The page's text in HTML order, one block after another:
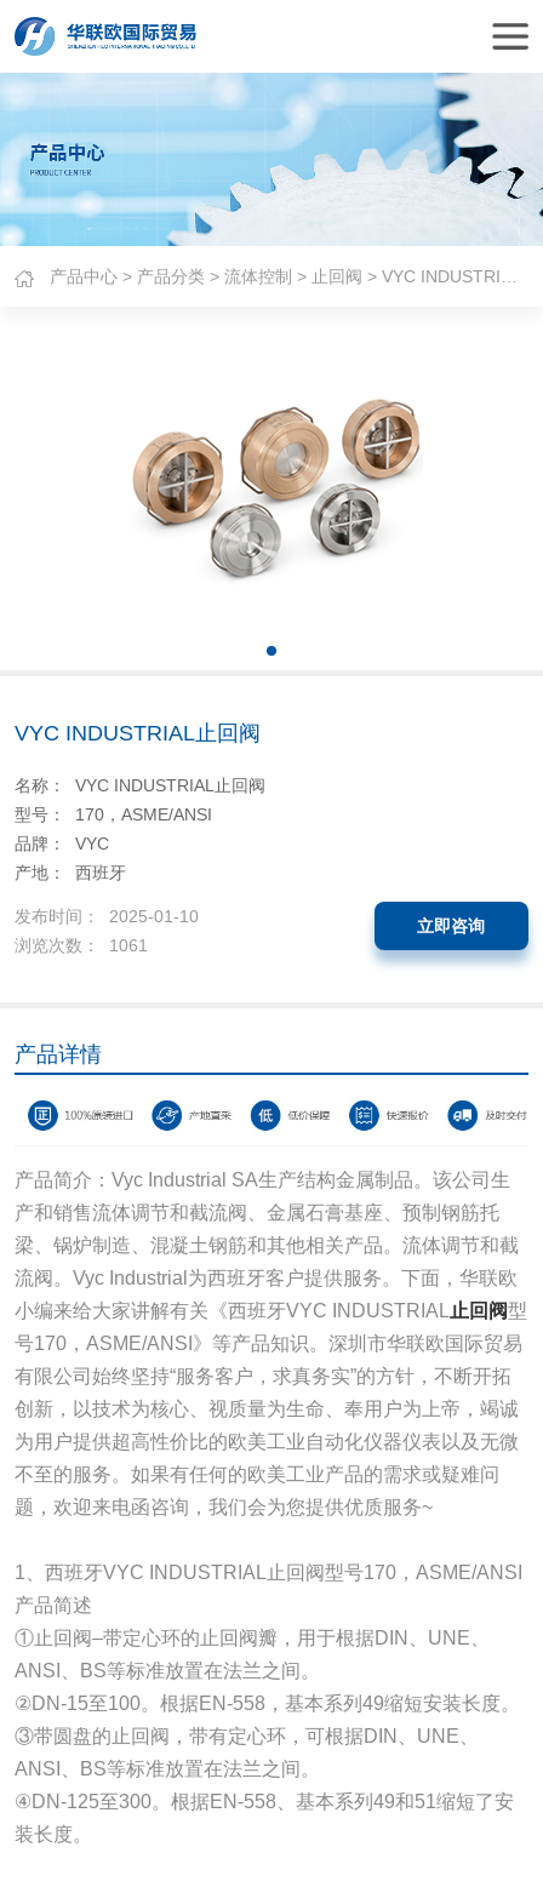
产品中心 > 产品分类 >流体控制 > 止回阀 > VYC INDUSTRIAL止回阀
VYC INDUSTRIAL止回阀
名称： VYC INDUSTRIAL止回阀
型号： 170，ASME/ANSI
品牌： VYC
产地： 西班牙
发布时间： 2025-01-10
浏览次数： 1061
立即咨询
产品详情
产品简介：Vyc Industrial SA生产结构金属制品。该公司生
产和销售流体调节和截流阀、金属石膏基座、预制钢筋托
梁、锅炉制造、混凝土钢筋和其他相关产品。流体调节和截
流阀。Vyc Industrial为西班牙客户提供服务。下面，华联欧
小编来给大家讲解有关《西班牙VYC INDUSTRIAL 止回阀型
号170，ASME/ANSI》等产品知识。深圳市华联欧国际贸易
有限公司始终坚持“服务客户，求真务实”的方针，不断开拓
创新，以技术为核心、视质量为生命、奉用户为上帝，竭诚
为用户提供超高性价比的欧美工业自动化仪器仪表以及无微
不至的服务。如果有任何的欧美工业产品的需求或疑难问
题，欢迎来电函咨询，我们会为您提供优质服务~
1、西班牙VYC INDUSTRIAL止回阀型号170，ASME/ANSI
产品简述
①止回阀–带定心环的止回阀瓣，用于根据DIN、UNE、
ANSI、BS等标准放置在法兰之间。
②DN-15至100。根据EN-558，基本系列49缩短安装长度。
③带圆盘的止回阀，带有定心环，可根据DIN、UNE、
ANSI、BS等标准放置在法兰之间。
④DN-125至300。根据EN-558、基本系列49和51缩短了安
装长度。